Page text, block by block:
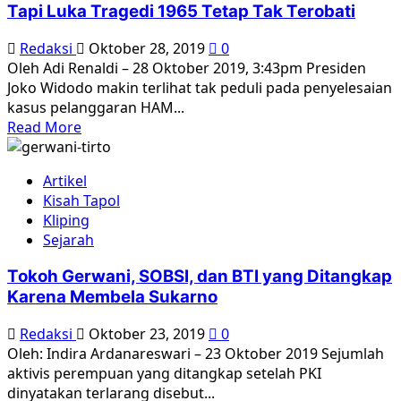
Harum
Tapi Luka Tragedi 1965 Tetap Tak Terobati
Redaksi Oktober 28, 2019
0
Oleh Adi Renaldi – 28 Oktober 2019, 3:43pm Presiden
Joko Widodo makin terlihat tak peduli pada penyelesaian
kasus pelanggaran HAM...
Read MoreRead
more
Jagal
Bernama
Anwar
Congo
Telah
Pergi,
Luka
Tragedi
1965
Artikel
Kisah Tapol
Kliping
Sejarah
Tokoh Gerwani, SOBSI, dan BTI yang Ditangkap
Karena Membela Sukarno
Redaksi Oktober 23, 2019
0
Oleh: Indira Ardanareswari – 23 Oktober 2019 Sejumlah
aktivis perempuan yang ditangkap setelah PKI
dinyatakan terlarang disebut...